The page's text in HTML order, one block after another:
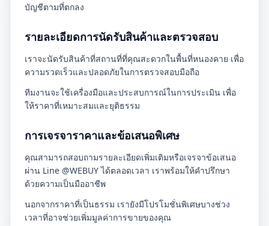
บัญชีตามที่ตกลง
รายละเอียดการนัดรับสินค้าและตรวจสอบ
เราจะนัดรับสินค้าที่สถานที่ที่คุณสะดวกในพื้นที่หนองคาย เพื่อ
ความรวดเร็วและปลอดภัยในการตรวจสอบมือถือ
ทีมงานจะใช้เครื่องมือและประสบการณ์ในการประเมิน เพื่อ
ให้ราคาที่เหมาะสมและยุติธรรม
การเจรจาราคาและข้อเสนอพิเศษ
คุณสามารถสอบถามรายละเอียดเพิ่มเติมหรือเจรจาข้อเสนอ
ผ่าน Line @WEBUY ได้ตลอดเวลา เราพร้อมให้คำปรึกษา
ด้วยความเป็นมืออาชีพ
นอกจากราคาที่เป็นธรรม เรายังมีโปรโมชั่นพิเศษบางช่วง
เวลาที่อาจช่วยเพิ่มมูลค่าการขายของคุณ